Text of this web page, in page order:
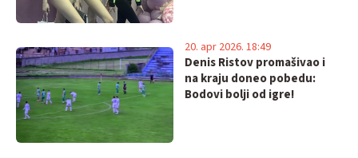
Denis Ristov promašivao i
na kraju doneo pobedu:
Bodovi bolji od igre!
20. apr 2026. 18:49